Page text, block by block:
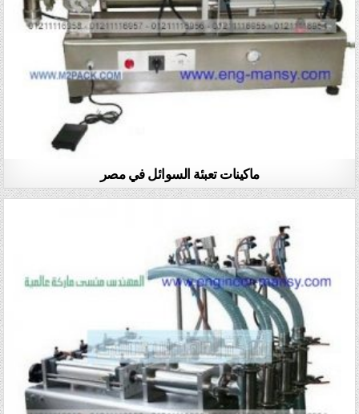
ماكينات تعبئة السوائل في مصر